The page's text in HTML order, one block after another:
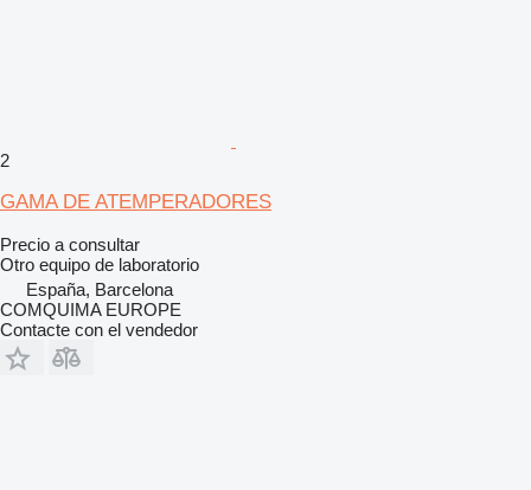
2
GAMA DE ATEMPERADORES
Precio a consultar
Otro equipo de laboratorio
España, Barcelona
COMQUIMA EUROPE
Contacte con el vendedor